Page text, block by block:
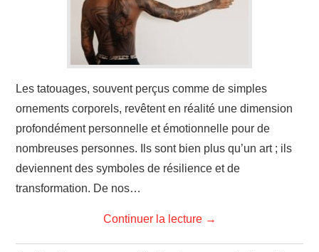
Les tatouages, souvent perçus comme de simples
ornements corporels, revêtent en réalité une dimension
profondément personnelle et émotionnelle pour de
nombreuses personnes. Ils sont bien plus qu’un art ; ils
deviennent des symboles de résilience et de
transformation. De nos…
Continuer la lecture →